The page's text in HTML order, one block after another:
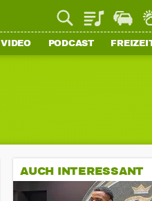
Playlist
VIDEO PODCAST
AUCH INTERESSANT